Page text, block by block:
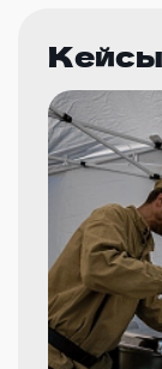
Кейсы